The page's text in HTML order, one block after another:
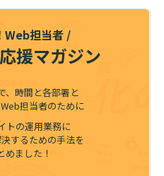
Web担当者 /
援マガジン
、時間と各部署と
担当者のために
トの運用業務に
するための手法を
めました！